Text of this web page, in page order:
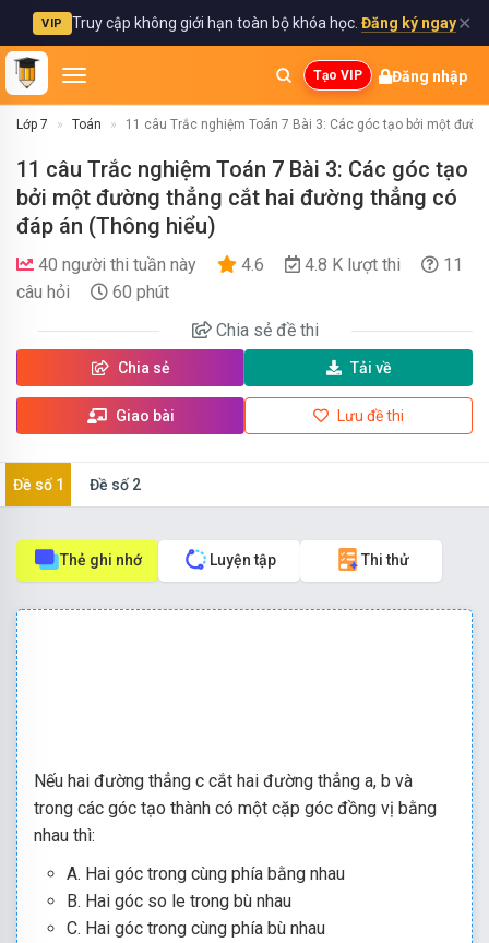
VIP Truy cập không giới hạn toàn bộ khóa học. Đăng ký ngay✕
Tạo VIP Đăng nhập
Lớp 7 Toán 11 câu Trắc nghiệm Toán 7 Bài 3: Các góc tạo bởi một
11 câu Trắc nghiệm Toán 7 Bài 3: Các góc tạo
bởi một đường thẳng cắt hai đường thẳng có
đáp án (Thông hiểu)
40 người thi tuần này 4.6 4.8 K lượt thi
11
câu hỏi
60 phút
Chia sẻ đề thi
Chia sẻ
Giao bài
Tải về
Lưu đề thi
Đề số 1 Đề số 2
Thẻ ghi nhớ Luyện tập Thi thử
Nếu hai đường thẳng c cắt hai đường thẳng a, b và
trong các góc tạo thành có một cặp góc đồng vị bằng
nhau thì:
A. Hai góc trong cùng phía bằng nhau
B. Hai góc so le trong bù nhau
C. Hai góc trong cùng phía bù nhau